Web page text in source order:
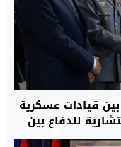
قيادات عسكرية
للدفاع بين